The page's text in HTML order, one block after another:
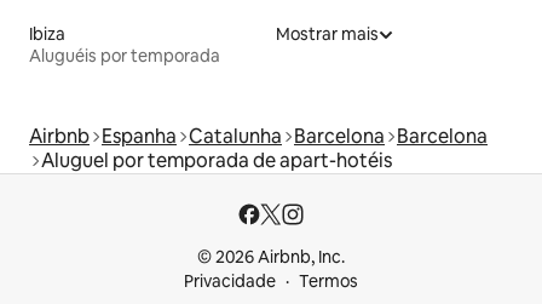
Ibiza
Aluguéis por temporada
Mostrar mais
Airbnb Espanha Catalunha Barcelona Barcelona
Aluguel por temporada de apart-hotéis
© 2026 Airbnb, Inc.
Privacidade
Termos